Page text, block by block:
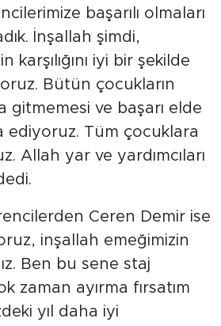
başarılı olmaları
İnşallah şimdi,
karşılığını iyi bir şekilde
Bütün çocukların
gitmemesi ve başarı elde
ediyoruz. Tüm çocuklara
Allah yar ve yardımcıları
Ceren Demir ise
inşallah emeğimizin
Ben bu sene staj
zaman ayırma fırsatım
yıl daha iyi